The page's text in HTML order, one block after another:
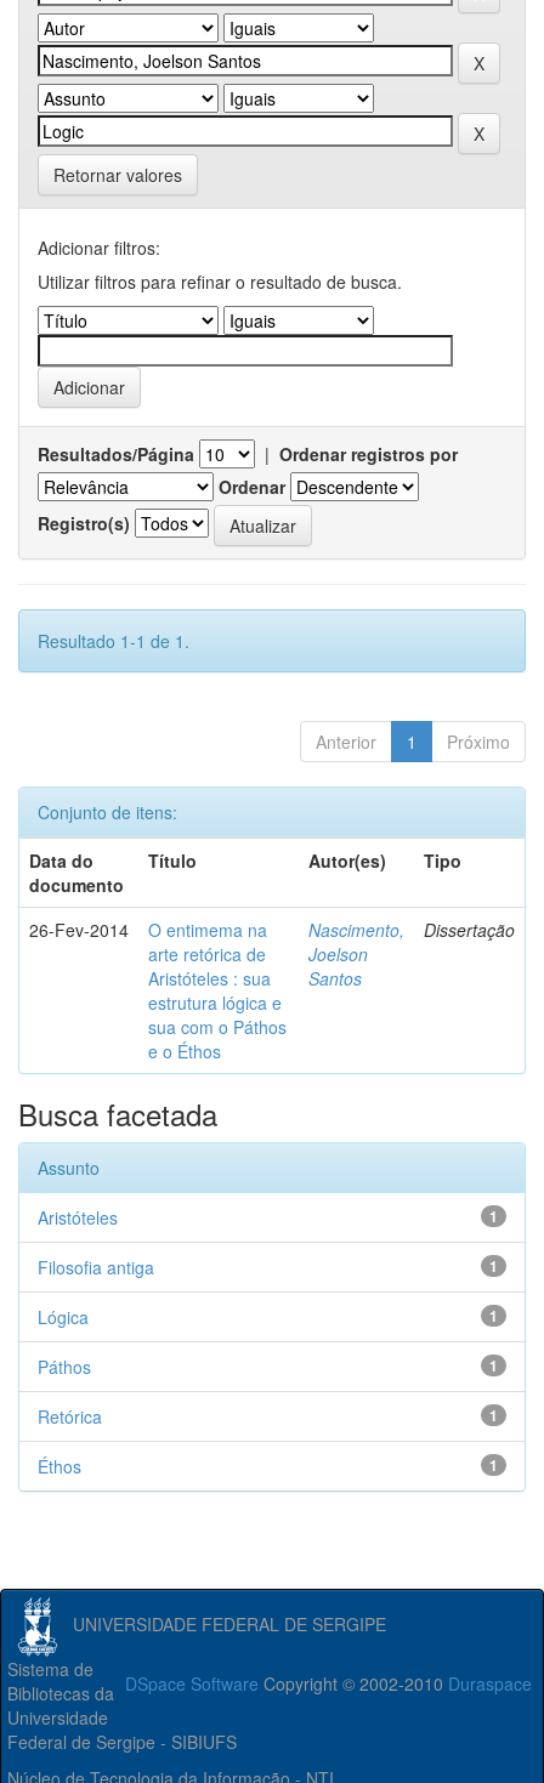
Retornar valores
Adicionar filtros:
Utilizar filtros para refinar o resultado de busca.
Resultados/Página | Ordenar registros por
Ordenar
Registro(s)
Resultado 1-1 de 1.
Anterior 1 Próximo
Conjunto de itens:
Data do
documento
Título Autor(es) Tipo
26-Fev-2014
O entimema na
arte retórica de
Aristóteles : sua
estrutura lógica e
sua com o Páthos
e o Éthos
Nascimento,
Joelson
Santos
Dissertação
Busca facetada
Assunto
1
Aristóteles
1
Filosofia antiga
1
Lógica
1
Páthos
1
Retórica
1
Éthos
UNIVERSIDADE FEDERAL DE SERGIPE
DSpace Software Copyright © 2002-2010 Duraspace
Sistema de
Bibliotecas da
Universidade
Federal de Sergipe - SIBIUFS
Núcleo de Tecnologia da Informação - NTI